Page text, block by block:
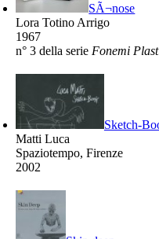
SÃ¬nose
Lora Totino Arrigo
1967
n° 3 della serie Fonemi
Sketch-
Matti Luca
Spaziotempo, Firenze
2002